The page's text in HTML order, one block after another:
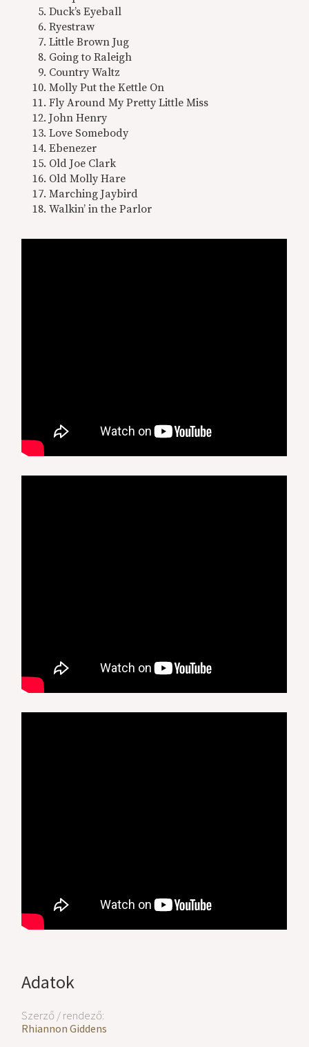
Adatok
Szerző / rendező:
Rhiannon Giddens
Duck’s Eyeball
Ryestraw
Little Brown Jug
Going to Raleigh
Country Waltz
Molly Put the Kettle On
Fly Around My Pretty Little Miss
John Henry
Love Somebody
Ebenezer
Old Joe Clark
Old Molly Hare
Marching Jaybird
Walkin’ in the Parlor